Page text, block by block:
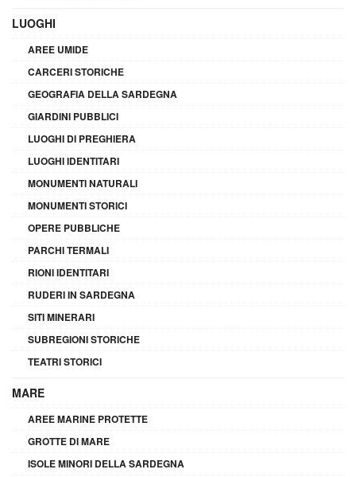
LUOGHI
AREE UMIDE
CARCERI STORICHE
GEOGRAFIA DELLA SARDEGNA
GIARDINI PUBBLICI
LUOGHI DI PREGHIERA
LUOGHI IDENTITARI
MONUMENTI NATURALI
MONUMENTI STORICI
OPERE PUBBLICHE
PARCHI TERMALI
RIONI IDENTITARI
RUDERI IN SARDEGNA
SITI MINERARI
SUBREGIONI STORICHE
TEATRI STORICI
MARE
AREE MARINE PROTETTE
GROTTE DI MARE
ISOLE MINORI DELLA SARDEGNA